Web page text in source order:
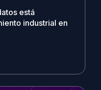
está
industrial en